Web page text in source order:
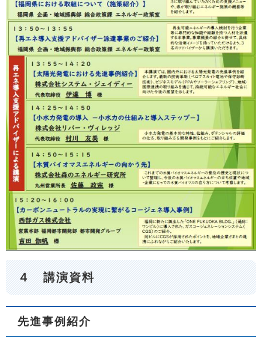
４ 講演資料
先進事例紹介